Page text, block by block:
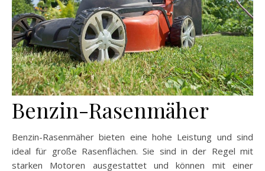
Benzin-Rasenmäher
Benzin-Rasenmäher bieten eine hohe Leistung und sind
ideal für große Rasenflächen. Sie sind in der Regel mit
starken Motoren ausgestattet und können mit einer